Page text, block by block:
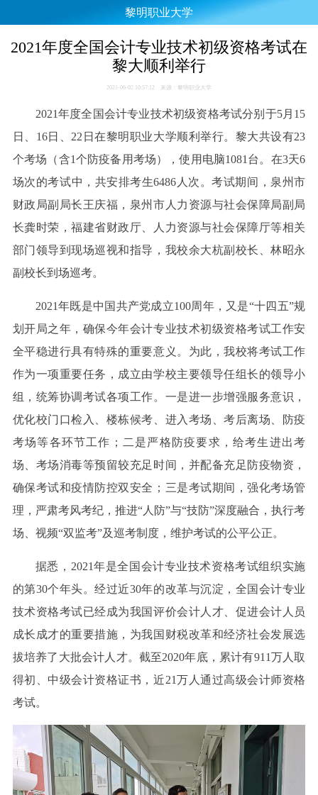
黎明职业大学
2021年度全国会计专业技术初级资格考试在
黎大顺利举行
2021-06-02 10:57:12 来源：黎明职业大学
2021年度全国会计专业技术初级资格考试分别于5月15
日、16日、22日在黎明职业大学顺利举行。黎大共设有23
个考场（含1个防疫备用考场），使用电脑1081台。在3天6
场次的考试中，共安排考生6486人次。考试期间，泉州市
财政局副局长王庆福，泉州市人力资源与社会保障局副局
长龚时荣，福建省财政厅、人力资源与社会保障厅等相关
部门领导到现场巡视和指导，我校余大杭副校长、林昭永
副校长到场巡考。
2021年既是中国共产党成立100周年，又是“十四五”规
划开局之年，确保今年会计专业技术初级资格考试工作安
全平稳进行具有特殊的重要意义。为此，我校将考试工作
作为一项重要任务，成立由学校主要领导任组长的领导小
组，统筹协调考试各项工作。一是进一步增强服务意识，
优化校门口检入、楼栋候考、进入考场、考后离场、防疫
考场等各环节工作；二是严格防疫要求，给考生进出考
场、考场消毒等预留较充足时间，并配备充足防疫物资，
确保考试和疫情防控双安全；三是考试期间，强化考场管
理，严肃考风考纪，推进“人防”与“技防”深度融合，执行考
场、视频“双监考”及巡考制度，维护考试的公平公正。
据悉，2021年是全国会计专业技术资格考试组织实施
的第30个年头。经过近30年的改革与沉淀，全国会计专业
技术资格考试已经成为我国评价会计人才、促进会计人员
成长成才的重要措施，为我国财税改革和经济社会发展选
拔培养了大批会计人才。截至2020年底，累计有911万人取
得初、中级会计资格证书，近21万人通过高级会计师资格
考试。